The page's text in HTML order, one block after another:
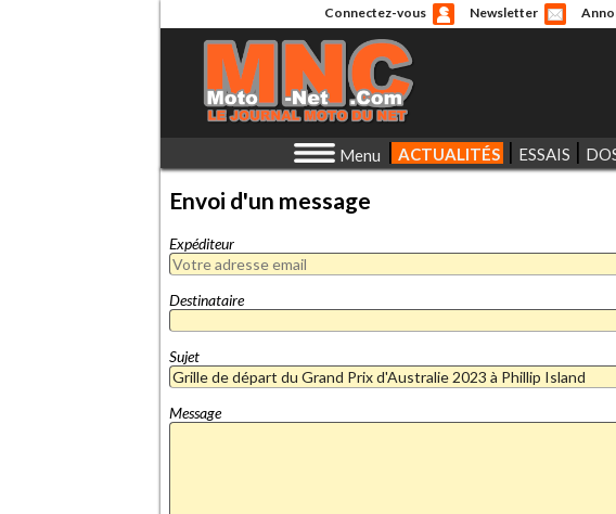
Connectez-vous Newsletter
Menu ACTUALITÉS ESSAIS
Envoi d'un message
Expéditeur
Destinataire
Sujet
Message